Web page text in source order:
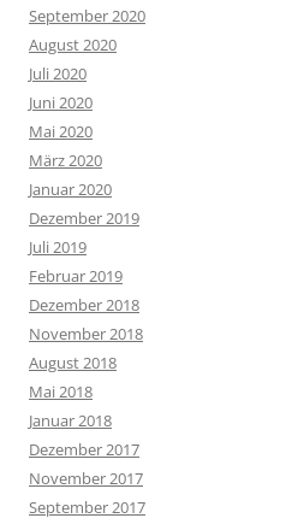
September 2020
August 2020
Juli 2020
Juni 2020
Mai 2020
März 2020
Januar 2020
Dezember 2019
Juli 2019
Februar 2019
Dezember 2018
November 2018
August 2018
Mai 2018
Januar 2018
Dezember 2017
November 2017
September 2017